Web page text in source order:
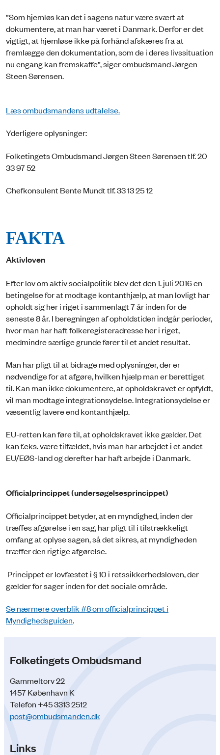
”Som hjemløs kan det i sagens natur være svært at
dokumentere, at man har været i Danmark. Derfor er det
vigtigt, at hjemløse ikke på forhånd afskæres fra at
fremlægge den dokumentation, som de i deres livssituation
nu engang kan fremskaffe”, siger ombudsmand Jørgen
Steen Sørensen.
Læs ombudsmandens udtalelse.
Yderligere oplysninger:
Folketingets Ombudsmand Jørgen Steen Sørensen tlf. 20
33 97 52
Chefkonsulent Bente Mundt tlf. 33 13 25 12
FAKTA
Aktivloven
Efter lov om aktiv socialpolitik blev det den 1. juli 2016 en
betingelse for at modtage kontanthjælp, at man lovligt har
opholdt sig her i riget i sammenlagt 7 år inden for de
seneste 8 år. I beregningen af opholdstiden indgår perioder,
hvor man har haft folkeregisteradresse her i riget,
medmindre særlige grunde fører til et andet resultat.
Man har pligt til at bidrage med oplysninger, der er
nødvendige for at afgøre, hvilken hjælp man er berettiget
til. Kan man ikke dokumentere, at opholdskravet er opfyldt,
vil man modtage integrationsydelse. Integrationsydelse er
væsentlig lavere end kontanthjælp.
EU-retten kan føre til, at opholdskravet ikke gælder. Det
kan f.eks. være tilfældet, hvis man har arbejdet i et andet
EU/EØS-land og derefter har haft arbejde i Danmark.
Officialprincippet (undersøgelsesprincippet)
Officialprincippet betyder, at en myndighed, inden der
træffes afgørelse i en sag, har pligt til i tilstrækkeligt
omfang at oplyse sagen, så det sikres, at myndigheden
træffer den rigtige afgørelse.
Princippet er lovfæstet i § 10 i retssikkerhedsloven, der
gælder for sager inden for det sociale område.
Se nærmere overblik #8 om officialprincippet i
Myndighedsguiden.
Folketingets Ombudsmand
Gammeltorv 22
1457 København K
Telefon +45 3313 2512
post@ombudsmanden.dk
Links